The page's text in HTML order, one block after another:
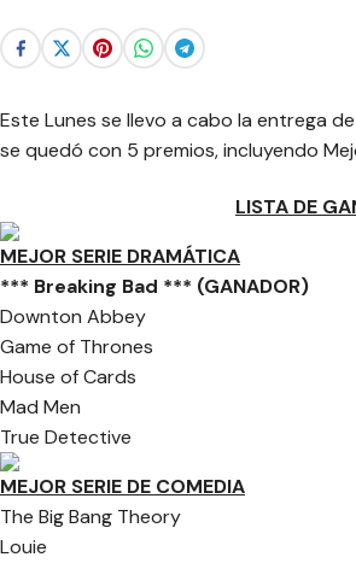
Videos
Webisodios
Este Lunes se llevo a cabo la entrega
se quedó con 5 premios, incluyendo
LISTA DE
MEJOR SERIE DRAMÁTICA
*** Breaking Bad *** (GANADOR)
Downton Abbey
Game of Thrones
House of Cards
Mad Men
True Detective
MEJOR SERIE DE COMEDIA
The Big Bang Theory
Louie